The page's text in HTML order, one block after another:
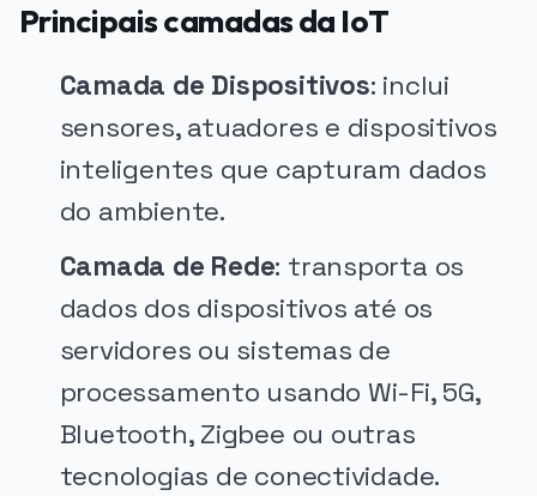
Principais camadas da IoT
Camada de Dispositivos: inclui
sensores, atuadores e dispositivos
inteligentes que capturam dados
do ambiente.
Camada de Rede: transporta os
dados dos dispositivos até os
servidores ou sistemas de
processamento usando Wi-Fi, 5G,
Bluetooth, Zigbee ou outras
tecnologias de conectividade.